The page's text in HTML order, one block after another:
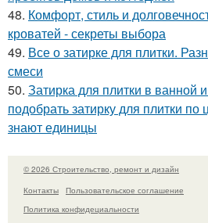
48. Комфорт, стиль и
кроватей - секреты выбора
49. Все о затирке для плитки.
смеси
50. Затирка для плитки в ванной
подобрать затирку для плитки по
знают единицы
© 2026 Строительство, ремонт и дизайн
Контакты
Пользовательское соглашение
Политика конфидециальности